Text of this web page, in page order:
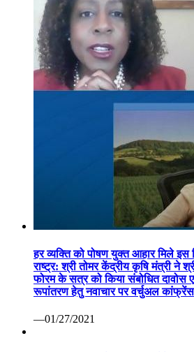
हर व्यक्ति को पोषण युक्त आहार मिले इस
राष्ट्र: श्री तोमर केंद्रीय कृषि मंत्री ने
फोरम के सत्र को किया संबोधित दावोस
रूपांतरण हेतु नवाचार पर वर्चुअल कांफ्रेंस
—01/27/2021